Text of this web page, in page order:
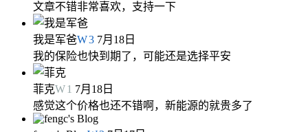
文章不错非常喜欢，支持一下
我是军爸W3 7月18日
我的保险也快到期了，可能还是选择平安
菲克W1 7月18日
感觉这个价格也还不错啊，新能源的就贵多了